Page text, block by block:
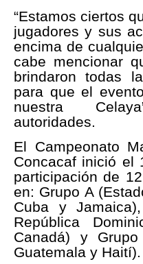
“Estamos ciertos
jugadores y sus
encima de
cabe mencionar
brindaron todas
para que el
nuestra
autoridades.
El Campeonato
Concacaf inició el
participación de
en: Grupo A
Cuba y
República
Canadá) y
Guatemala y Haití).